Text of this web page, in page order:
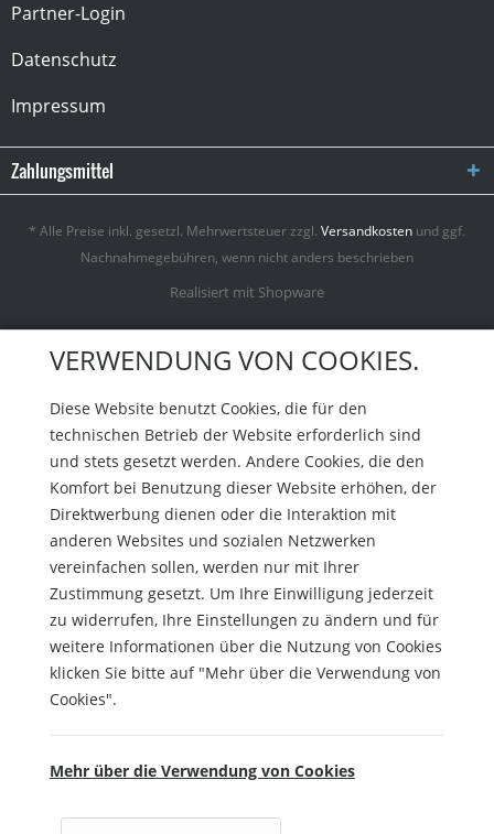
Partner-Login
Datenschutz
Impressum
Zahlungsmittel
* Alle Preise inkl. gesetzl. Mehrwertsteuer zzgl. Versandkosten und ggf.
Nachnahmegebühren, wenn nicht anders beschrieben
Realisiert mit Shopware
VERWENDUNG VON COOKIES.
Diese Website benutzt Cookies, die für den
technischen Betrieb der Website erforderlich sind
und stets gesetzt werden. Andere Cookies, die den
Komfort bei Benutzung dieser Website erhöhen, der
Direktwerbung dienen oder die Interaktion mit
anderen Websites und sozialen Netzwerken
vereinfachen sollen, werden nur mit Ihrer
Zustimmung gesetzt. Um Ihre Einwilligung jederzeit
zu widerrufen, Ihre Einstellungen zu ändern und für
weitere Informationen über die Nutzung von Cookies
klicken Sie bitte auf "Mehr über die Verwendung von
Cookies".
Mehr über die Verwendung von Cookies